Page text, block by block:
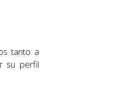
tanto a
su perfil